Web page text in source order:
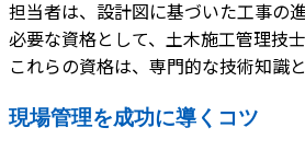
担当者は、設計図に基づいた工事の
必要な資格として、土木施工管理技
これらの資格は、専門的な技術知識
現場管理を成功に導くコツ